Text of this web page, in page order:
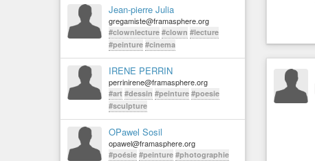
Jean-pierre Julia
gregamiste@framasphere.org
#clownlecture #clown #lecture
#peinture #cinema
IRENE PERRIN
perrinirene@framasphere.org
#art #dessin #peinture #poesie
#sculpture
OPawel Sosil
opawel@framasphere.org
#poésie #peinture #photographie